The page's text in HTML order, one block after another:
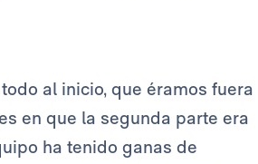
al inicio, que éramos fuera
en que la segunda parte era
ha tenido ganas de